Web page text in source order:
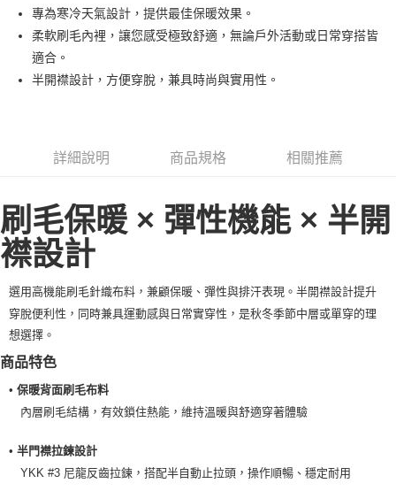
運送方式
一般全家取貨
每筆NT$100
一般7-11取貨
7-11超取(2000以上免運)
每筆NT$100，滿NT$2,000(含以上)免運費
每筆NT$100
宅配出貨(2000以上免運)
每筆NT$100，滿NT$2,000(含以上)免運費
專為寒冷天氣設計，提供最佳保暖效果。
柔軟刷毛內裡，讓您感受極致舒適，無論戶外活動或日常穿搭皆
適合。
半開襟設計，方便穿脫，兼具時尚與實用性。
詳細說明 商品規格 相關推薦
刷毛保暖 × 彈性機能 × 半開
襟設計
選用高機能刷毛針織布料，兼顧保暖、彈性與排汗表現。半開襟設計提升
穿脫便利性，同時兼具運動感與日常實穿性，是秋冬季節中層或單穿的理
想選擇。
商品特色
• 保暖背面刷毛布料
內層刷毛結構，有效鎖住熱能，維持溫暖與舒適穿著體驗
• 半門襟拉鍊設計
YKK #3 尼龍反齒拉鍊，搭配半自動止拉頭，操作順暢、穩定耐用